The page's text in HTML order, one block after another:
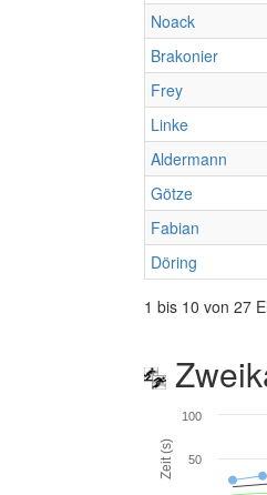
Noack
Brakonier
Frey
Linke
Aldermann
Götze
Fabian
Döring
1 bis 10 von 27
Zeit (s) 50
100